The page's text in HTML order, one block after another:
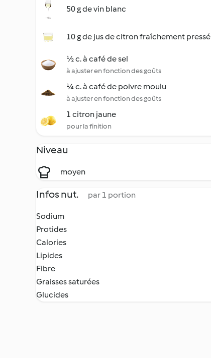
50 g de vin blanc
10 g de jus de citron fraîchement pressé
½ c. à café de sel
à ajuster en fonction des goûts
¼ c. à café de poivre moulu
à ajuster en fonction des goûts
1 citron jaune
pour la finition
Niveau
moyen
Infos nut. par 1 portion
Sodium
Protides
Calories
Lipides
Fibre
Graisses saturées
Glucides